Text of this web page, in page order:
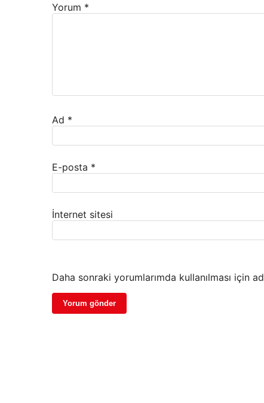
Yorum *
Ad *
E-posta *
İnternet sitesi
Daha sonraki yorumlarımda kullanılması için